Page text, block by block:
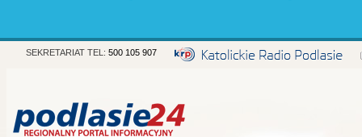
SEKRETARIAT TEL: 500 105 907